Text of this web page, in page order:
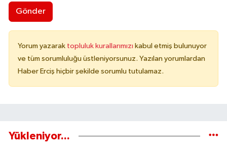
Gönder
Yorum yazarak topluluk kurallarımızı kabul etmiş bulunuyor
ve tüm sorumluluğu üstleniyorsunuz. Yazılan yorumlardan
Haber Erciş hiçbir şekilde sorumlu tutulamaz.
Yükleniyor...